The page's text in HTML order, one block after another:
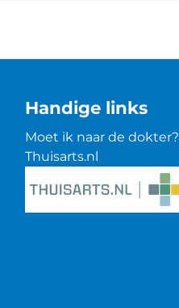
Handige links
Moet ik naar de dokter?
Thuisarts.nl